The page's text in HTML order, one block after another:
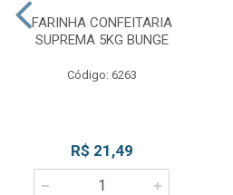
FARINHA CONFEITARIA
SUPREMA 5KG BUNGE
Código: 6263
R$ 21,49